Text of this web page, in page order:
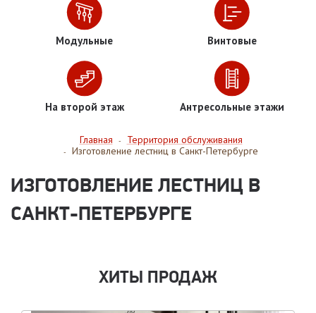
Модульные Винтовые
На второй этаж Антресольные этажи
Главная - Территория обслуживания
- Изготовление лестниц в Санкт-Петербурге
ИЗГОТОВЛЕНИЕ ЛЕСТНИЦ В
САНКТ-ПЕТЕРБУРГЕ
ХИТЫ ПРОДАЖ